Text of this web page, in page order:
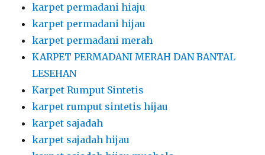
karpet permadani hiaju
karpet permadani hijau
karpet permadani merah
KARPET PERMADANI MERAH DAN BANTAL
LESEHAN
Karpet Rumput Sintetis
karpet rumput sintetis hijau
karpet sajadah
karpet sajadah hijau